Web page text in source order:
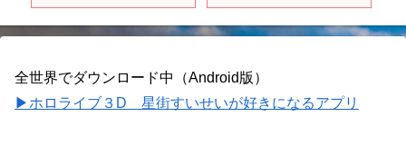
【サトノダイヤモンド】
全世界でダウンロード中（Android版）
▶ホロライブ３D 星街すいせいが好きになるアプリ